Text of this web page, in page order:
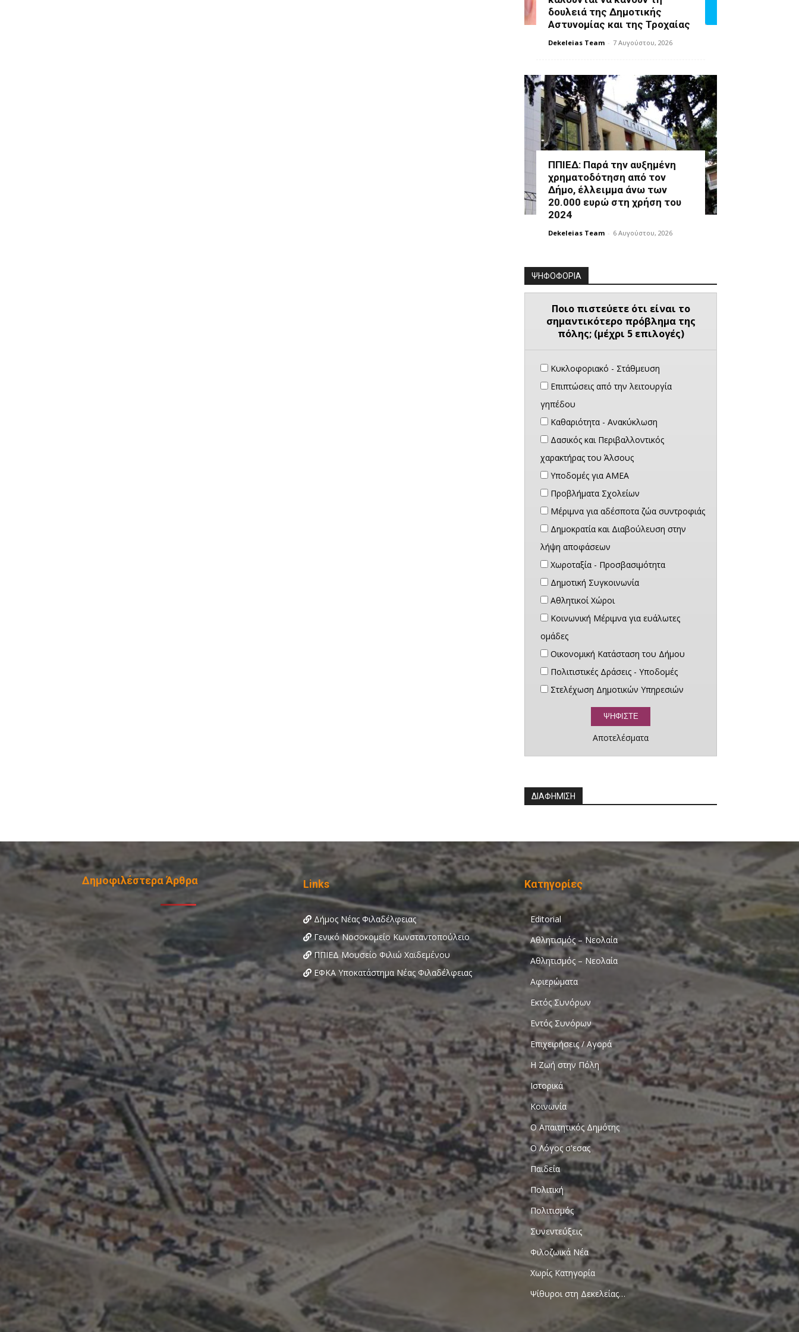
δουλειά της Δημοτικής
Αστυνομίας και της Τροχαίας
Dekeleias Team - 7 Αυγούστου, 2026
ΠΠΙΕΔ: Παρά την αυξημένη
χρηματοδότηση από τον
Δήμο, έλλειμμα άνω των
20.000 ευρώ στη χρήση του
2024
Dekeleias Team - 6 Αυγούστου, 2026
ΨΗΦΟΦΟΡΙΑ
Ποιο πιστεύετε ότι είναι το
σημαντικότερο πρόβλημα της
πόλης; (μέχρι 5 επιλογές)
Κυκλοφοριακό - Στάθμευση
Επιπτώσεις από την λειτουργία
γηπέδου
Καθαριότητα - Ανακύκλωση
Δασικός και Περιβαλλοντικός
χαρακτήρας του Άλσους
Υποδομές για ΑΜΕΑ
Προβλήματα Σχολείων
Μέριμνα για αδέσποτα ζώα συντροφιάς
Δημοκρατία και Διαβούλευση στην
λήψη αποφάσεων
Χωροταξία - Προσβασιμότητα
Δημοτική Συγκοινωνία
Αθλητικοί Χώροι
Κοινωνική Μέριμνα για ευάλωτες
ομάδες
Οικονομική Κατάσταση του Δήμου
Πολιτιστικές Δράσεις - Υποδομές
Στελέχωση Δημοτικών Υπηρεσιών
Αποτελέσματα
ΔΙΑΦΗΜΙΣΗ
Δημοφιλέστερα Άρθρα Links
Δήμος Νέας Φιλαδέλφειας
Γενικό Νοσοκομείο Κωνσταντοπούλειο
ΠΠΙΕΔ Μουσείο Φιλιώ Χαϊδεμένου
ΕΦΚΑ Υποκατάστημα Νέας Φιλαδέλφειας
Κατηγορίες
Editorial
Αθλητισμός – Νεολαία
Αθλητισμός – Νεολαία
Αφιερώματα
Εκτός Συνόρων
Εντός Συνόρων
Επιχειρήσεις / Αγορά
Η Ζωή στην Πόλη
Ιστορικά
Κοινωνία
Ο Απαιτητικός Δημότης
Ο Λόγος σ'εσας
Παιδεία
Πολιτική
Πολιτισμός
Συνεντεύξεις
Φιλοζωικά Νέα
Χωρίς Κατηγορία
Ψίθυροι στη Δεκελείας…